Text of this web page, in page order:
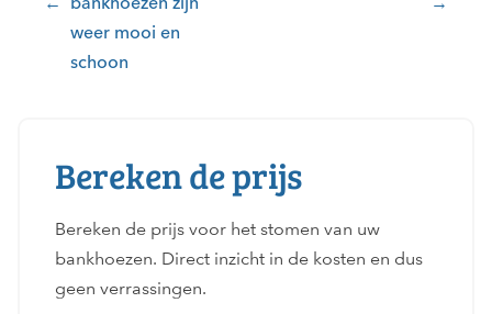
weer mooi en
schoon
Bereken de prijs
Bereken de prijs voor het stomen van uw
bankhoezen. Direct inzicht in de kosten en dus
geen verrassingen.